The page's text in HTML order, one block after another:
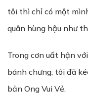
tôi thì chỉ có một
quân hùng hậu như
Trong cơn uất hận
bánh chưng, tôi đã
bản Ong Vui Vẻ.